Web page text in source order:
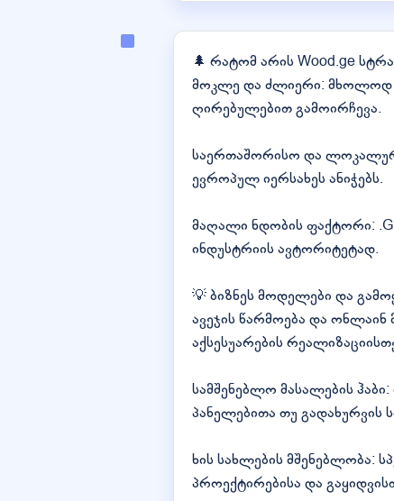
🌲 რატომ არის Wood.ge
მოკლე და ძლიერი: მხოლოდ
ღირებულებით გამოირჩევა.
საერთაშორისო და
ევროპულ იერსახეს ანიჭებს.
მაღალი ნდობის ფაქტორი:
ინდუსტრიის ავტორიტეტად.
💡 ბიზნეს მოდელები და
ავეჯის წარმოება და
აქსესუარების
სამშენებლო მასალების
პანელებითა თუ გადახურვის
ხის სახლების მშენებლობა:
პროექტირებისა და